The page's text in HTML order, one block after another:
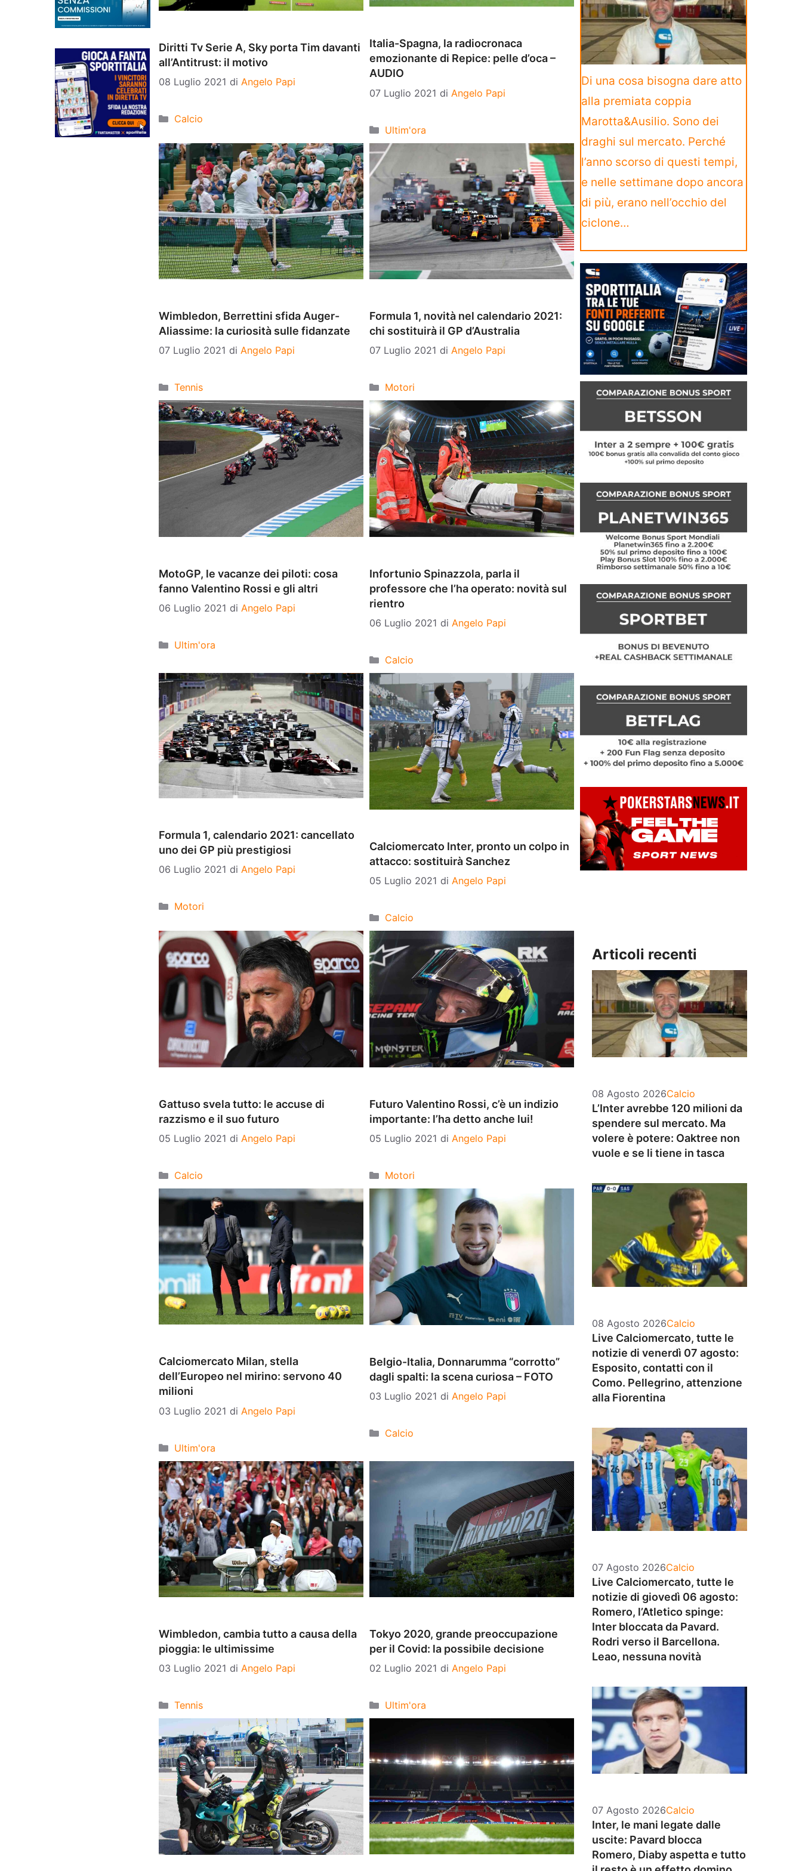
Diritti Tv Serie A, Sky porta Tim davanti
all’Antitrust: il motivo
08 Luglio 2021 di Angelo Papi
Categorie
Calcio
Italia-Spagna, la radiocronaca
emozionante di Repice: pelle d’oca –
AUDIO
07 Luglio 2021 di Angelo Papi
Categorie
Ultim'ora
Wimbledon, Berrettini sfida Auger-
Aliassime: la curiosità sulle fidanzate
07 Luglio 2021 di Angelo Papi
Categorie
Tennis
Formula 1, novità nel calendario 2021:
chi sostituirà il GP d’Australia
07 Luglio 2021 di Angelo Papi
Categorie
Motori
MotoGP, le vacanze dei piloti: cosa
fanno Valentino Rossi e gli altri
06 Luglio 2021 di Angelo Papi
Categorie
Ultim'ora
Infortunio Spinazzola, parla il
professore che l’ha operato: novità sul
rientro
06 Luglio 2021 di Angelo Papi
Categorie
Calcio
Formula 1, calendario 2021: cancellato
uno dei GP più prestigiosi
06 Luglio 2021 di Angelo Papi
Categorie
Motori
Calciomercato Inter, pronto un colpo in
attacco: sostituirà Sanchez
05 Luglio 2021 di Angelo Papi
Categorie
Calcio
Gattuso svela tutto: le accuse di
razzismo e il suo futuro
05 Luglio 2021 di Angelo Papi
Categorie
Calcio
Futuro Valentino Rossi, c’è un indizio
importante: l’ha detto anche lui!
05 Luglio 2021 di Angelo Papi
Categorie
Motori
Calciomercato Milan, stella
dell’Europeo nel mirino: servono 40
milioni
03 Luglio 2021 di Angelo Papi
Categorie
Ultim'ora
Belgio-Italia, Donnarumma “corrotto”
dagli spalti: la scena curiosa – FOTO
03 Luglio 2021 di Angelo Papi
Categorie
Calcio
Wimbledon, cambia tutto a causa della
pioggia: le ultimissime
03 Luglio 2021 di Angelo Papi
Categorie
Tennis
Tokyo 2020, grande preoccupazione
per il Covid: la possibile decisione
02 Luglio 2021 di Angelo Papi
Categorie
Ultim'ora
Di una cosa bisogna dare atto
alla premiata coppia
Marotta&Ausilio. Sono dei
draghi sul mercato. Perché
l’anno scorso di questi tempi,
e nelle settimane dopo ancora
di più, erano nell’occhio del
ciclone…
Articoli recenti
08 Agosto 2026Categorie
Calcio
L’Inter avrebbe 120 milioni da
spendere sul mercato. Ma
volere è potere: Oaktree non
vuole e se li tiene in tasca
08 Agosto 2026Categorie
Calcio
Live Calciomercato, tutte le
notizie di venerdì 07 agosto:
Esposito, contatti con il
Como. Pellegrino, attenzione
alla Fiorentina
07 Agosto 2026Categorie
Calcio
Live Calciomercato, tutte le
notizie di giovedì 06 agosto:
Romero, l’Atletico spinge:
Inter bloccata da Pavard.
Rodri verso il Barcellona.
Leao, nessuna novità
07 Agosto 2026Categorie
Calcio
Inter, le mani legate dalle
uscite: Pavard blocca
Romero, Diaby aspetta e tutto